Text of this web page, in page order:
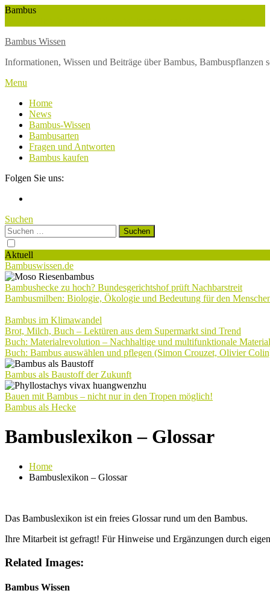
Skip
Bambus
Bambus Wissen
Informationen, Wissen und Beiträge über Bambus,
Menu
Home
News
Bambus-Wissen
Bambusarten
Fragen und Antworten
Bambus kaufen
Folgen Sie uns:
Suchen
Suchen
nach:
Aktuell
Bambuswissen.de
Bambushecke zu hoch? Bundesgerichtshof prüft Nachbarstreit
Bambusmilben: Biologie, Ökologie und Bedeutung für den
Bambus im Klimawandel
Brot, Milch, Buch – Lektüren aus dem Supermarkt sind Trend
Buch: Materialrevolution – Nachhaltige und multifunktionale
Buch: Bambus auswählen und pflegen (Simon Crouzet, Olivier
Bambus als Baustoff der Zukunft
Bauen mit Bambus – nicht nur in den Tropen möglich!
Bambus als Hecke
Bambuslexikon – Glossar
Home
Bambuslexikon – Glossar
Das Bambuslexikon ist ein freies Glossar rund um den Bambus.
Ihre Mitarbeit ist gefragt! Für Hinweise und Ergänzungen durch
Related Images:
Bambus Wissen